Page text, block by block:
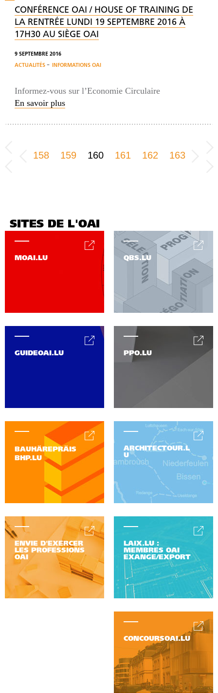
CONFÉRENCE OAI / HOUSE OF TRAINING DE
LA RENTRÉE LUNDI 19 SEPTEMBRE 2016 À
17H30 AU SIÈGE OAI
9 SEPTEMBRE 2016
ACTUALITÉS - INFORMATIONS OAI
Informez-vous sur l’Economie Circulaire
En savoir plus
158 159 160 161 162 163
SITES DE L'OAI
MOAI.LU QBS.LU
PPO.LU
GUIDEOAI.LU
BAUHÄREPRÄIS
BHP.LU
ARCHITECTOUR.L
U
ENVIE D'EXERCER
LES PROFESSIONS
OAI
LAIX.LU :
MEMBRES OAI
EXANGE/EXPORT
CONCOURSOAI.LU